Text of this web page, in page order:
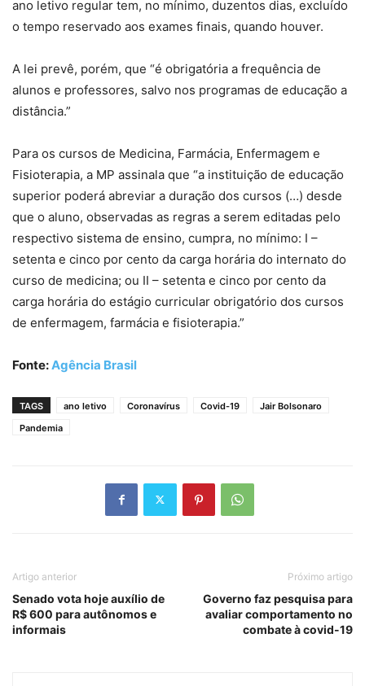
ano letivo regular tem, no mínimo, duzentos dias, excluído
o tempo reservado aos exames finais, quando houver.
A lei prevê, porém, que “é obrigatória a frequência de
alunos e professores, salvo nos programas de educação a
distância.”
Para os cursos de Medicina, Farmácia, Enfermagem e
Fisioterapia, a MP assinala que “a instituição de educação
superior poderá abreviar a duração dos cursos (…) desde
que o aluno, observadas as regras a serem editadas pelo
respectivo sistema de ensino, cumpra, no mínimo: I –
setenta e cinco por cento da carga horária do internato do
curso de medicina; ou II – setenta e cinco por cento da
carga horária do estágio curricular obrigatório dos cursos
de enfermagem, farmácia e fisioterapia.”
Fonte:Agência Brasil
TAGS ano letivo Coronavírus Covid-19
Jair Bolsonaro
Pandemia
Artigo anterior
Senado vota hoje auxílio de
R$ 600 para autônomos e
informais
Próximo artigo
Governo faz pesquisa para
avaliar comportamento no
combate à covid-19